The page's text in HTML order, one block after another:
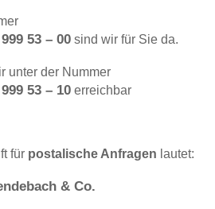
53 – 00 sind wir für Sie da.
unter der Nummer
53 – 10 erreichbar
für postalische Anfragen lautet:
& Co.